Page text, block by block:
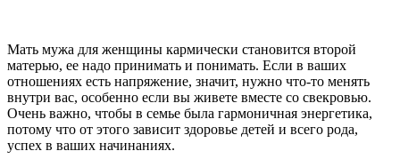
Мать мужа для женщины кармически становится второй
матерью, ее надо принимать и понимать. Если в ваших
отношениях есть напряжение, значит, нужно что-то менять
внутри вас, особенно если вы живете вместе со свекровью.
Очень важно, чтобы в семье была гармоничная энергетика,
потому что от этого зависит здоровье детей и всего рода,
успех в ваших начинаниях.